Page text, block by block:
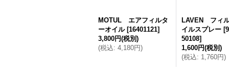
MOTUL エアフィルタ
ーオイル [16401121]
3,800円(税別)
(税込: 4,180円)
LAVEN フィ
イルスプレー [
50108]
1,600円(税別)
(税込: 1,760円)